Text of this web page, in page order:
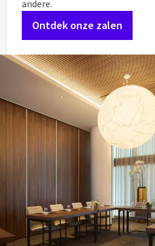
andere.
Ontdek onze zalen